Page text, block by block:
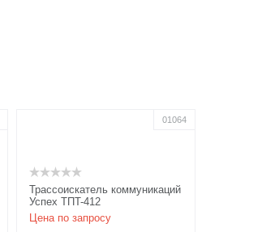
01064
Трассоискатель коммуникаций
Успех ТПT-412
Цена по запросу